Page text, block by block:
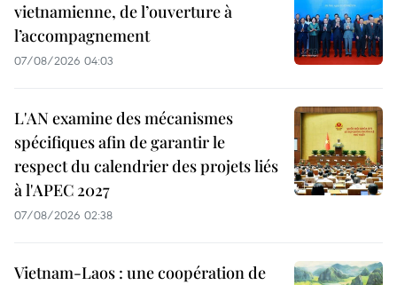
vietnamienne, de l’ouverture à
l’accompagnement
07/08/2026 04:03
L'AN examine des mécanismes
spécifiques afin de garantir le
respect du calendrier des projets liés
à l'APEC 2027
07/08/2026 02:38
Vietnam-Laos : une coopération de